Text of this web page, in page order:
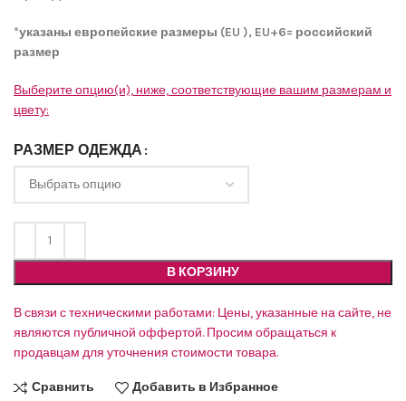
*указаны европейские размеры (EU ), EU+6= российский
размер
Выберите опцию(и), ниже, соответствующие вашим размерам и
цвету:
РАЗМЕР ОДЕЖДА
В КОРЗИНУ
В связи с техническими работами: Цены, указанные на сайте, не
являются публичной оффертой. Просим обращаться к
продавцам для уточнения стоимости товара.
Сравнить Добавить в Избранное